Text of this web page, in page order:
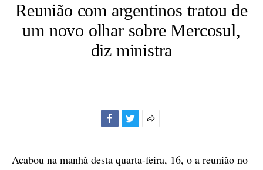
Reunião com argentinos tratou de
um novo olhar sobre Mercosul,
diz ministra
compartilhamento
Acabou na manhã desta quarta-feira, 16, o a reunião no